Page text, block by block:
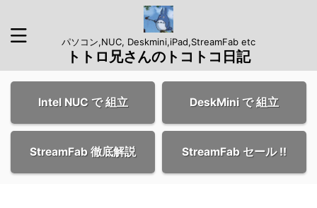
パソコン,NUC, Deskmini,iPad,StreamFab etc
トトロ兄さんのトコトコ日記
Intel NUC で 組立 DeskMini で 組立
StreamFab 徹底解説 StreamFab セール !!